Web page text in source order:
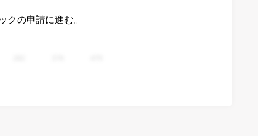
の申請に進む。